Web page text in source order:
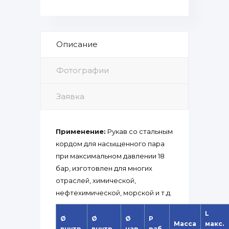
Описание
Фотографии
Заявка
Применение: Рукав со стальным
кордом для насыщенного пара
при максимальном давлении 18
бар, изготовлен для многих
отраслей, химической,
нефтехимической, морской и т.д.
Ø
Ø
Ø
P
Масса
L
макс.